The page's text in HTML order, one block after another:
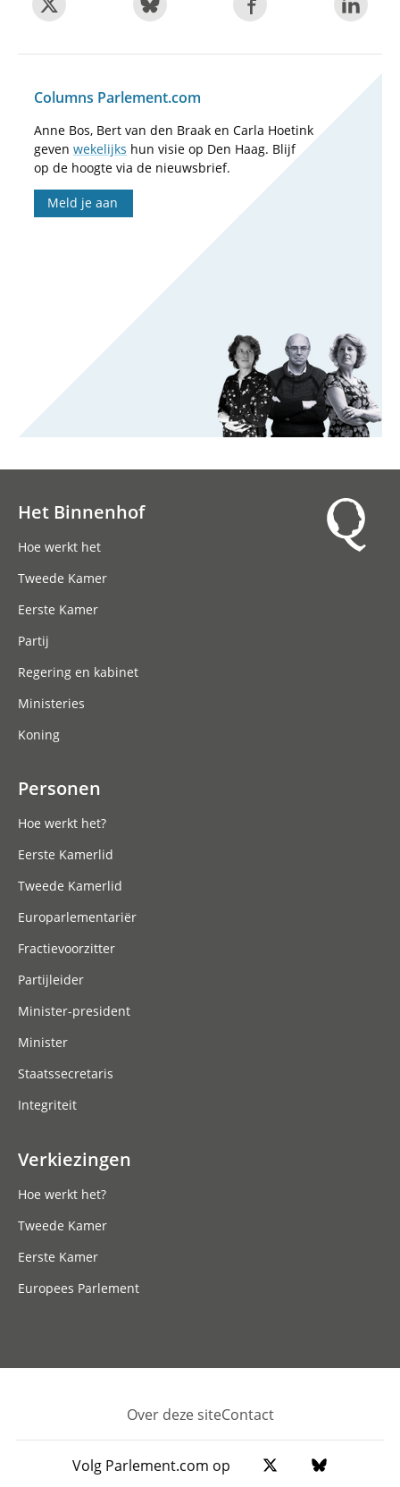
Columns Parlement.com
Anne Bos, Bert van den Braak en Carla Hoetink
geven wekelijks hun visie op Den Haag. Blijf
op de hoogte via de nieuwsbrief.
Meld je aan
Het Binnenhof
Hoe werkt het
Tweede Kamer
Eerste Kamer
Partij
Regering en kabinet
Ministeries
Koning
Personen
Hoe werkt het?
Eerste Kamerlid
Tweede Kamerlid
Europarlementariër
Fractievoorzitter
Partijleider
Minister-president
Minister
Staatssecretaris
Integriteit
Verkiezingen
Hoe werkt het?
Tweede Kamer
Eerste Kamer
Europees Parlement
Footer
Over deze siteContact
Volg Parlement.com op